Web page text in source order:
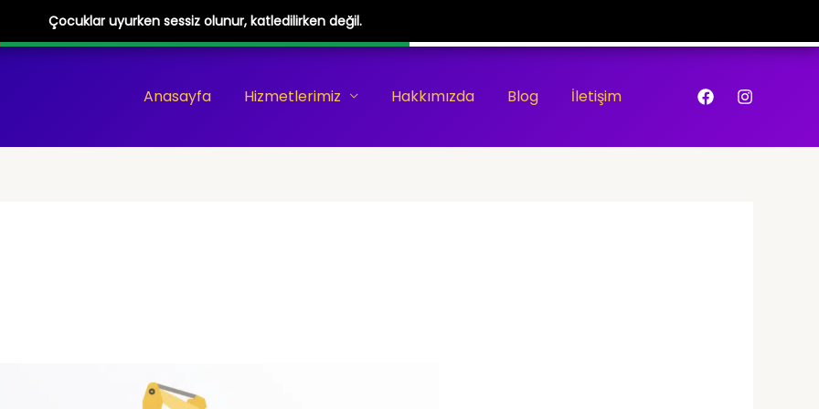
Çocuklar uyurken sessiz olunur, katledilirken değil.
Anasayfa Hizmetlerimiz Hakkımızda Blog İletişim